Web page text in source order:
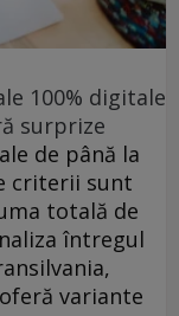
100% digitale
surprize
de până la
criterii sunt
totală de
întregul
variante